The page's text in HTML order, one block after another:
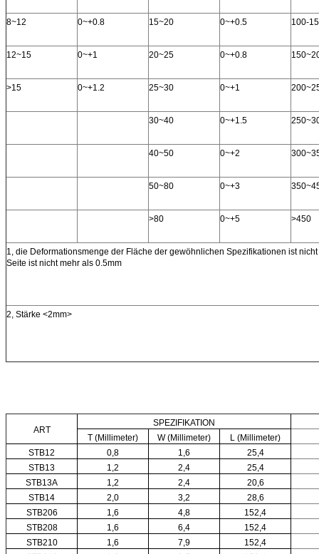
8~12 0~+0.8 15~20 0~+0.5 100-
12~15 0~+1 20~25 0~+0.8
>15 0~+1.2 25~30 0~+1
30~40 0~+1.5
40~50 0~+2
50~80 0~+3
>80 0~+5 >450
1, die Deformationsmenge der Fläche der gewöhnlichen Spezifikationen ist
Seite ist nicht mehr als 0.5mm
2, Stärke <2mm>
ART
SPEZIFIKATION
T (Millimeter)
W (Millimeter)
L (Millimeter)
STB12
0,8 1,6
25,4
STB13
1,2 2,4
25,4
STB13A
1,2 2,4
20,6
STB14
2,0 3,2
28,6
STB206
1,6 4,8
152,4
STB208
1,6 6,4
152,4
STB210
1,6 7,9
152,4